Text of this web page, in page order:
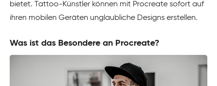
bietet. Tattoo-Künstler können mit Procreate sofort auf
ihren mobilen Geräten unglaubliche Designs erstellen.
Was ist das Besondere an Procreate?